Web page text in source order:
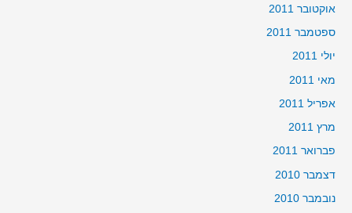
אוקטובר 2011
ספטמבר 2011
יולי 2011
מאי 2011
אפריל 2011
מרץ 2011
פברואר 2011
דצמבר 2010
נובמבר 2010